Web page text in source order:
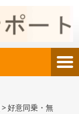
>好意同乗・無